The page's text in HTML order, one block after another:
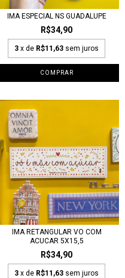
IMA ESPECIAL NS GUADALUPE
R$34,90
3 x de R$11,63 sem juros
IMA RETANGULAR VO COM
ACUCAR 5X15,5
R$34,90
3 x de R$11,63 sem juros